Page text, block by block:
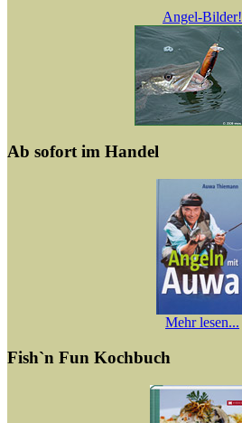
Angel-Bilder!
Ab sofort im Handel
Mehr lesen...
Fish`n Fun Kochbuch